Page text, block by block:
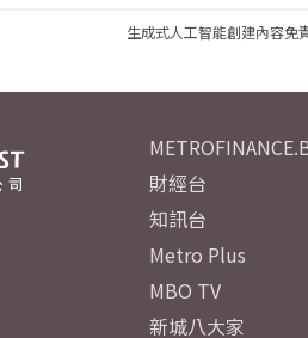
生成式人工智能創建內容免
財經台
知訊台
Metro Plus
MBO TV
新城八大家